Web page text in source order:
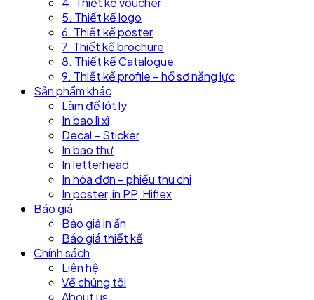
5. Thiết kế logo
6. Thiết kế poster
7. Thiết kế brochure
8. Thiết kế Catalogue
9. Thiết kế profile – hồ sơ năng lực
Sản phẩm khác
Làm đế lót ly
In bao lì xì
Decal – Sticker
In bao thư
In letterhead
In hóa đơn – phiếu thu chi
In poster, in PP, Hiflex
Báo giá
Báo giá in ấn
Báo giá thiết kế
Chính sách
Liên hệ
Về chúng tôi
About us